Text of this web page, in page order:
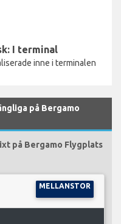
I terminal
inne i terminalen
på Bergamo
på Bergamo Flygplats
MELLANSTOR